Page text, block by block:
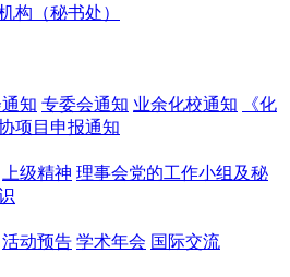
构（秘书处）
知 专委会通知 业余化校通知
《化
项目申报通知
上级精神 理事会党的工作小组及秘
活动预告 学术年会 国际交流